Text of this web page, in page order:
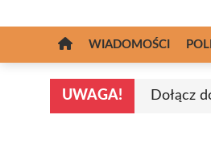
WIADOMOŚCI
UWAGA! Dołącz